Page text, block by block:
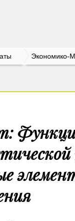
Экономико-